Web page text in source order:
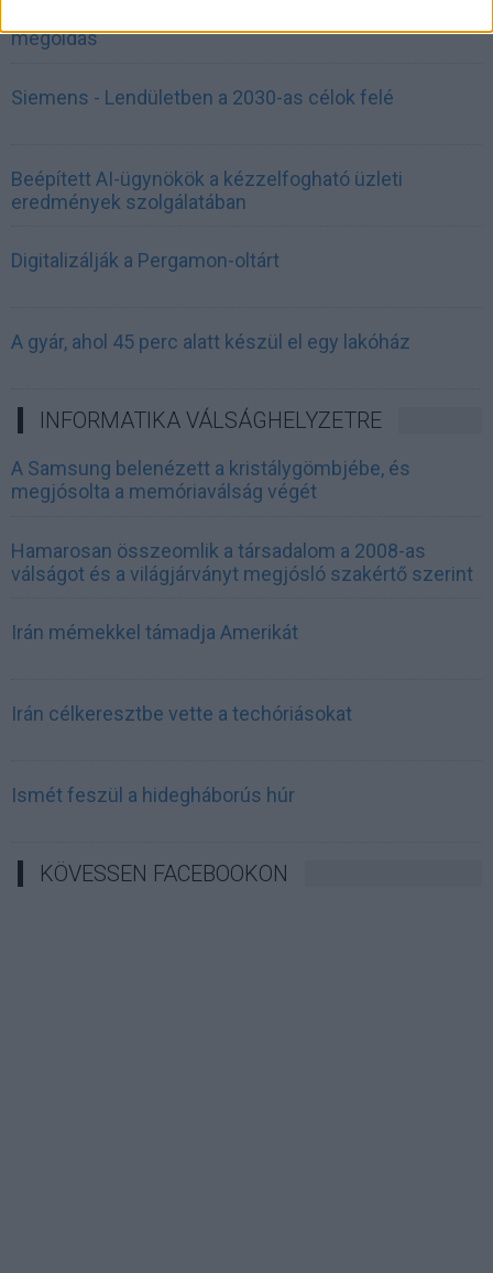
megoldás
Siemens - Lendületben a 2030-as célok felé
Beépített AI-ügynökök a kézzelfogható üzleti
eredmények szolgálatában
Digitalizálják a Pergamon-oltárt
A gyár, ahol 45 perc alatt készül el egy lakóház
INFORMATIKA VÁLSÁGHELYZETRE
A Samsung belenézett a kristálygömbjébe, és
megjósolta a memóriaválság végét
Hamarosan összeomlik a társadalom a 2008-as
válságot és a világjárványt megjósló szakértő szerint
Irán mémekkel támadja Amerikát
Irán célkeresztbe vette a techóriásokat
Ismét feszül a hidegháborús húr
KÖVESSEN FACEBOOKON